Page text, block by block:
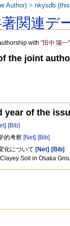
関連デ
with"田中 陽一"
the joint
year of the
[Bib]
的考察 [Net] [Bib]
化について [Net] [Bib]
Soil in Osaka
Author) >nkysdb